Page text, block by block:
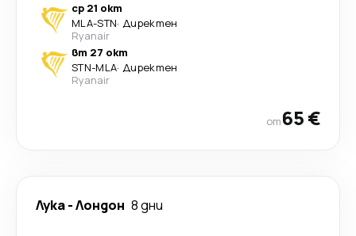
ср 21 окт
MLA-STN· Директен
Ryanair
вт 27 окт
STN-MLA· Директен
Ryanair
от65 €
Лука-Лондон 8 дни